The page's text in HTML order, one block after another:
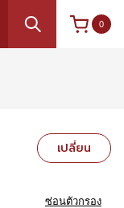
0
เปลี่ยน
ซ่อนตัวกรอง